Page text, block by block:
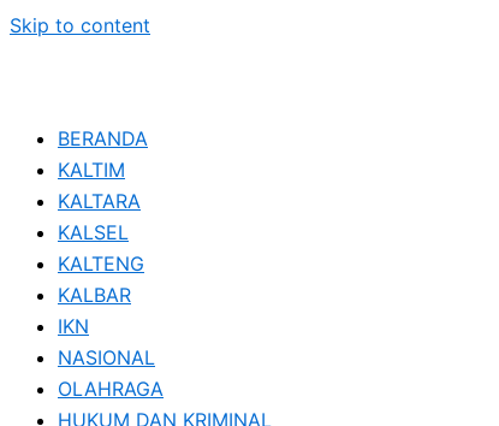
Skip to content
BERANDA
KALTIM
KALTARA
KALSEL
KALTENG
KALBAR
IKN
NASIONAL
OLAHRAGA
HUKUM DAN KRIMINAL